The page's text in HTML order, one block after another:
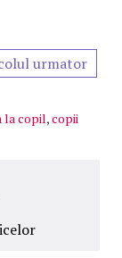
urmator
la copil,copii